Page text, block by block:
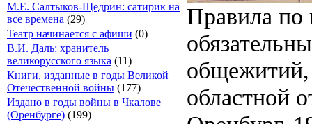
М.Е. Салтыков-Щедрин: сатирик на
все времена (29)
Театр начинается с афиши (0)
В.И. Даль: хранитель
великорусского языка (11)
Книги, изданные в годы Великой
Отечественной войны (177)
Издано в годы войны в Чкалове
(Оренбурге) (199)
Правила по
общежитий,
областной